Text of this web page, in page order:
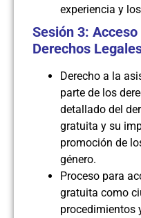
experiencia y
Sesión 3:
Derechos
Derecho a la
parte de los
detallado del
gratuita y su
promoción de
género.
Proceso para
gratuita como
procedimientos